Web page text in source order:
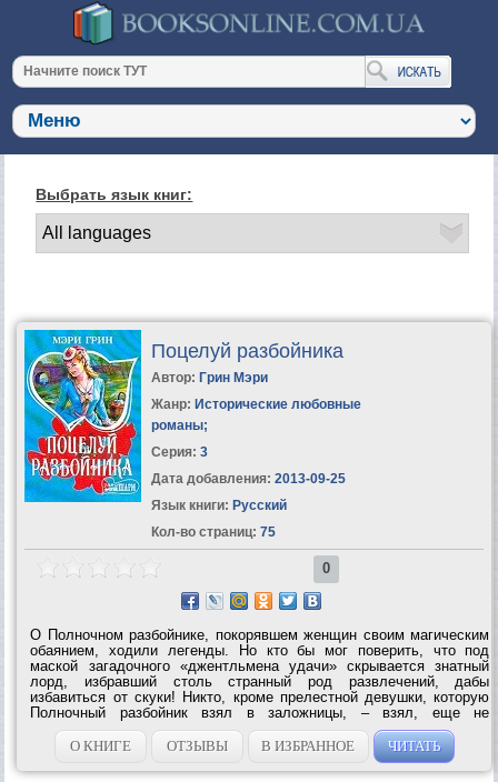
Выбрать язык книг:
Поцелуй разбойника
Автор: Грин Мэри
Жанр: Исторические любовные
романы;
Серия: 3
Дата добавления: 2013-09-25
Язык книги: Русский
Кол-во страниц: 75
0
О Полночном разбойнике, покорявшем женщин своим магическим
обаянием, ходили легенды. Но кто бы мог поверить, что под
маской загадочного «джентльмена удачи» скрывается знатный
лорд, избравший столь странный род развлечений, дабы
избавиться от скуки! Никто, кроме прелестной девушки, которую
Полночный разбойник взял в заложницы, – взял, еще не
подозревая, что невинная прелесть юной пленницы зажжет в его
сердце пожар великой страсти,...
О КНИГЕ ОТЗЫВЫ В ИЗБРАННОЕ ЧИТАТЬ